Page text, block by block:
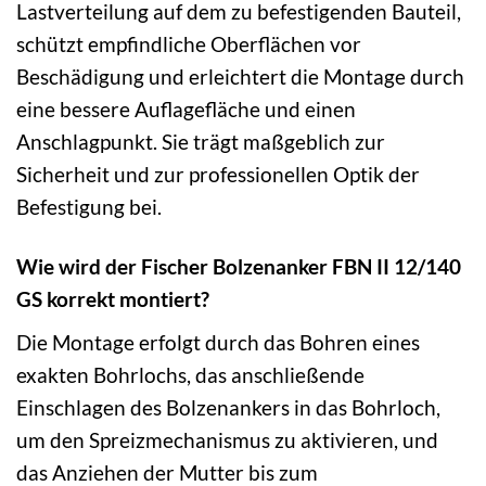
Lastverteilung auf dem zu befestigenden Bauteil,
schützt empfindliche Oberflächen vor
Beschädigung und erleichtert die Montage durch
eine bessere Auflagefläche und einen
Anschlagpunkt. Sie trägt maßgeblich zur
Sicherheit und zur professionellen Optik der
Befestigung bei.
Wie wird der Fischer Bolzenanker FBN II 12/140
GS korrekt montiert?
Die Montage erfolgt durch das Bohren eines
exakten Bohrlochs, das anschließende
Einschlagen des Bolzenankers in das Bohrloch,
um den Spreizmechanismus zu aktivieren, und
das Anziehen der Mutter bis zum